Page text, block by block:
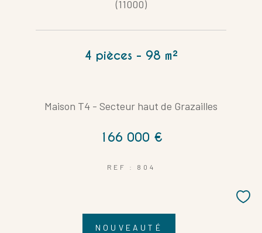
(11000)
4 pièces - 98 m²
Maison T4 - Secteur haut de Grazailles
166 000 €
REF : 804
NOUVEAUTÉ
Coups de coeur
Nouveautés